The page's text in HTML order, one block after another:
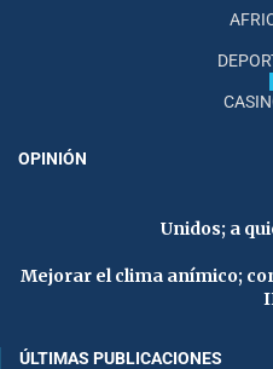
OPINIÓN
Unidos; a
Mejorar el clima anímico;
ÚLTIMAS PUBLICACIONES